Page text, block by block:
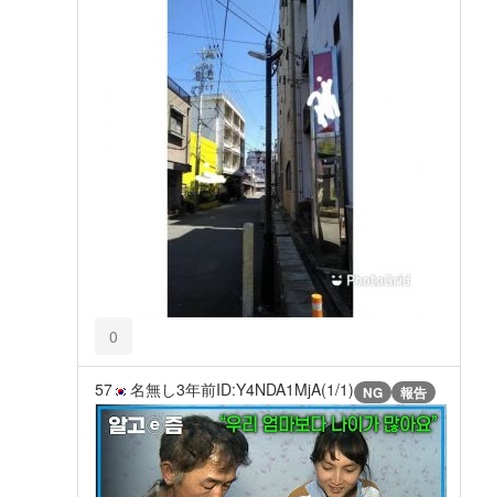
0
57 名無し3年前ID:Y4NDA1MjA(1/1) NG 報告